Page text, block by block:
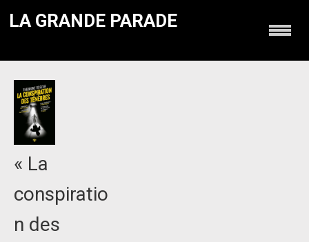
LA GRANDE PARADE
« La
conspiratio
n des